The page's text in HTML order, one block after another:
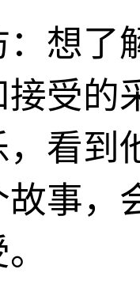
想了
受的
看到
事，